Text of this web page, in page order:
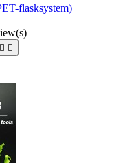
flasksystem)
 